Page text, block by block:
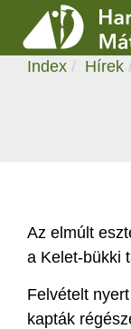
ÁRAK,
Index Hírek
Az elmúlt
a Kelet-bükki
Felvételt
kapták